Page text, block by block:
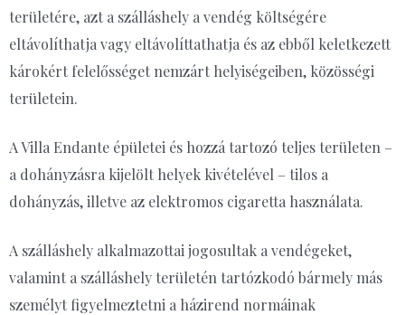
területére, azt a szálláshely a vendég költségére
eltávolíthatja vagy eltávolíttathatja és az ebből keletkezett
károkért felelősséget nemzárt helyiségeiben, közösségi
területein.
A Villa Endante épületei és hozzá tartozó teljes területen –
a dohányzásra kijelölt helyek kivételével – tilos a
dohányzás, illetve az elektromos cigaretta használata.
A szálláshely alkalmazottai jogosultak a vendégeket,
valamint a szálláshely területén tartózkodó bármely más
személyt figyelmeztetni a házirend normáinak